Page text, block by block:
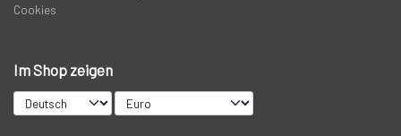
Cookies
Im Shop zeigen